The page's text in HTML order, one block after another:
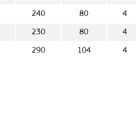
240 80 4
230 80 4
290 104 4